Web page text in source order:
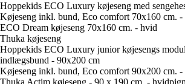
Hoppekids ECO Luxury køjeseng med
Køjeseng inkl. bund, Eco comfort 70x160 cm.
ECO Dream køjeseng 70x160 cm. - hvid
Thuka køjeseng
Hoppekids ECO Luxury junior køjesengs
indlægsbund - 90x200 cm
Køjeseng inkl. bund, Eco comfort 90x200 cm.
Thuka Actim køjeseng - 90 x 190 cm. -